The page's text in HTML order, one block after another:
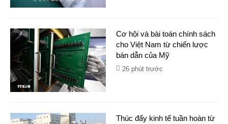
Cơ hội và bài toán chính sách
cho Việt Nam từ chiến lược
bán dẫn của Mỹ
26 phút trước
Thúc đẩy kinh tế tuần hoàn​ từ